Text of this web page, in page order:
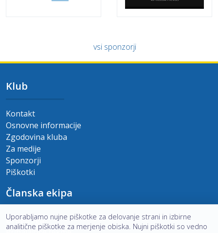
vsi sponzorji
Uporabljamo nujne piškotke za delovanje strani in izbirne
analitične piškotke za merjenje obiska. Nujni piškotki so vedno
Klub
Kontakt
Osnovne informacije
Zgodovina kluba
Za medije
Sponzorji
Piškotki
Članska ekipa
Druga liga